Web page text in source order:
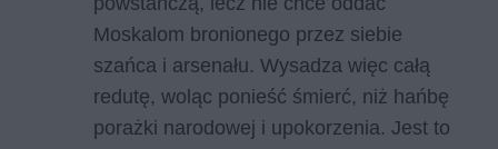
Moskalom bronionego przez siebie
szańca i arsenału. Wysadza więc całą
redutę, woląc ponieść śmierć, niż hańbę
porażki narodowej i upokorzenia. Jest to